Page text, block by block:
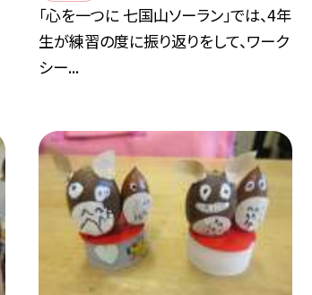
「心を一つに 七国山ソーラン」では、4年
生が練習の度に振り返りをして、ワーク
シー...